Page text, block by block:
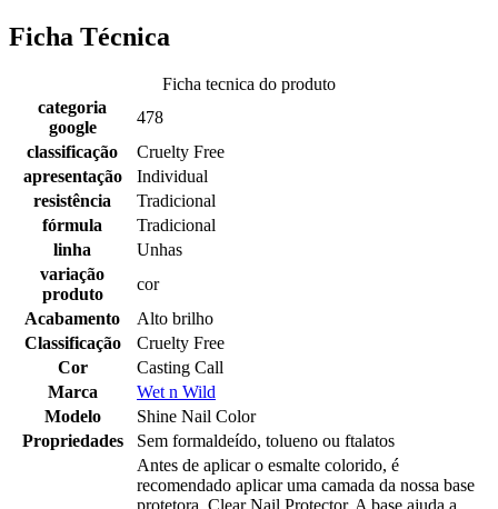
Ficha Técnica
Ficha tecnica do produto
categoria
google
478
classificação
Cruelty Free
apresentação
Individual
resistência
Tradicional
fórmula
Tradicional
linha
Unhas
variação
produto
cor
Acabamento
Alto brilho
Classificação
Cruelty Free
Cor
Casting Call
Marca
Wet n Wild
Modelo
Shine Nail Color
Propriedades
Sem formaldeído, tolueno ou ftalatos
Antes de aplicar o esmalte colorido, é
recomendado aplicar uma camada da nossa base
protetora, Clear Nail Protector. A base ajuda a